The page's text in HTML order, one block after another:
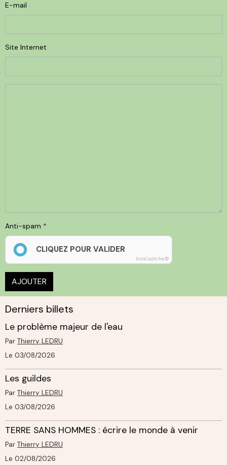
E-mail
Site Internet
Anti-spam
CLIQUEZ POUR VALIDER
IconCaptcha ©
AJOUTER
Derniers billets
Le problème majeur de l'eau
Par Thierry LEDRU
Le 03/08/2026
Les guildes
Par Thierry LEDRU
Le 03/08/2026
TERRE SANS HOMMES : écrire le monde à venir
Par Thierry LEDRU
Le 02/08/2026